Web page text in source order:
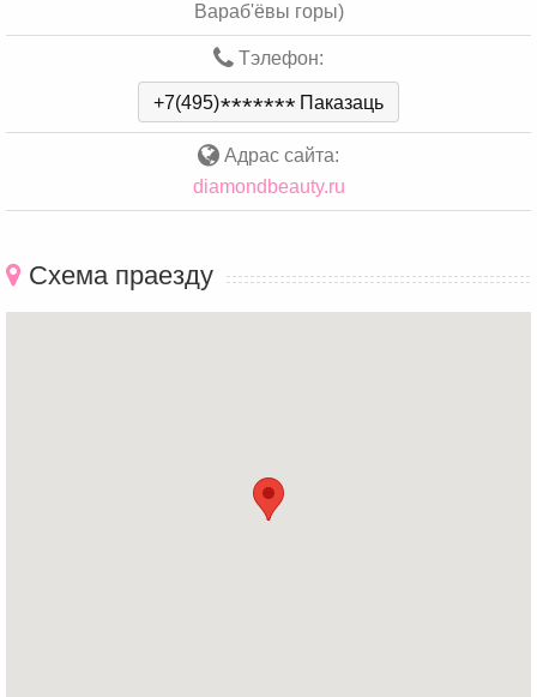
Вараб'ёвы горы)
Тэлефон:
+7(495)******* Паказаць
Адрас сайта:
diamondbeauty.ru
Схема праезду